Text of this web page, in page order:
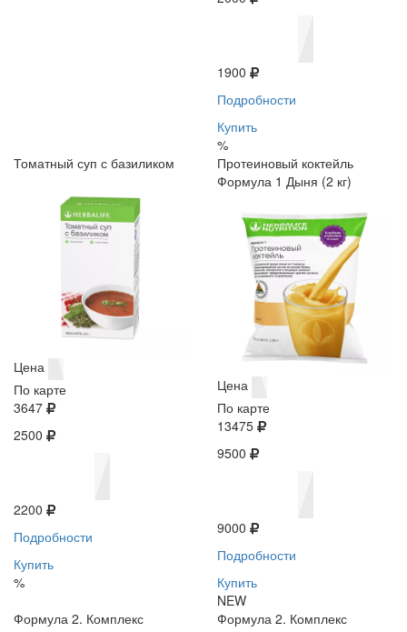
1900
Подробности
Купить
%
Томатный суп с базиликом
Цена
По карте
3647
2500
2200
Подробности
Купить
%
Протеиновый коктейль
Формула 1 Дыня (2 кг)
Цена
По карте
13475
9500
9000
Подробности
Купить
NEW
Формула 2. Комплекс
Формула 2. Комплекс